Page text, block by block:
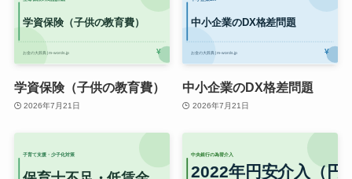
学資保険（子供の教育費）
2026年7月21日
中小企業のDX格差問題
2026年7月21日